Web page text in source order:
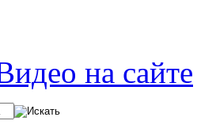
на сайте